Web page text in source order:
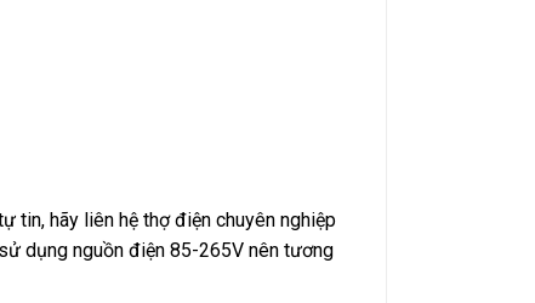
tin, hãy liên hệ thợ điện chuyên nghiệp
dụng nguồn điện 85-265V nên tương